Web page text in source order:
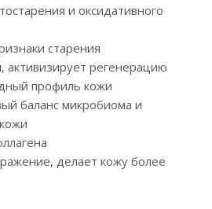
и оксидативного
старения
активизирует регенерацию
профиль кожи
баланс микробиома и
делает кожу более